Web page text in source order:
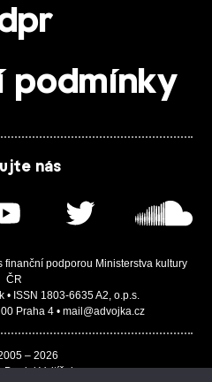
podmínky
nás
finanční podporou Ministerstva kultury
ČR
• ISSN 1803-6635 A2, o.p.s.
Praha 4 • mail@advojka.cz
– 2026
Daniel Vojtíšek